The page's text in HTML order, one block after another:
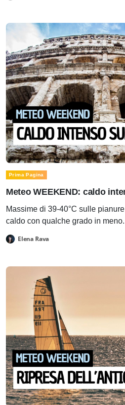
Prima Pagina
Meteo WEEKEND: caldo
Massime di 39-40°C sulle
caldo con qualche grado in
Elena Rava